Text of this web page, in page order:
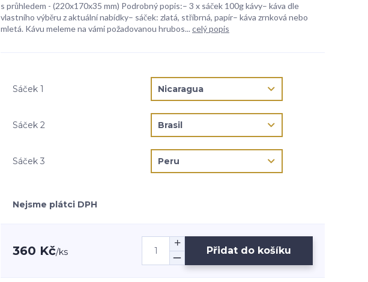
s průhledem - (220x170x35 mm) Podrobný popis:– 3 x sáček 100g kávy– káva dle
vlastního výběru z aktuální nabídky– sáček: zlatá, stříbrná, papír– káva zrnková nebo
mletá. Kávu meleme na vámi požadovanou hrubos... celý popis
Sáček 1
Sáček 2
Sáček 3
Nejsme plátci DPH
360 Kč/ks Přidat do košíku